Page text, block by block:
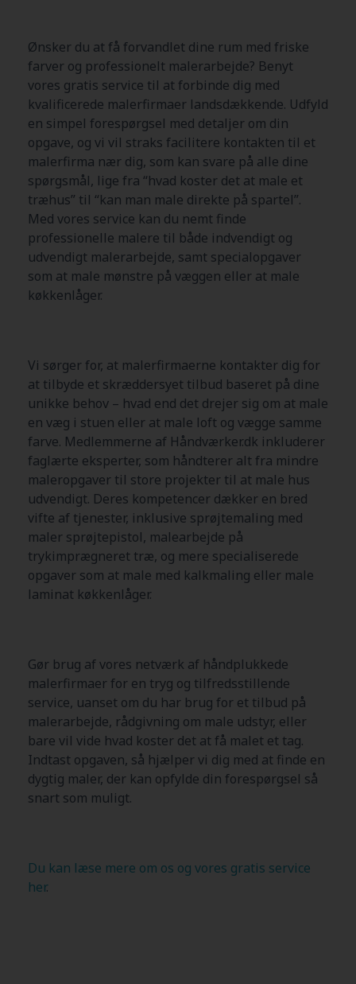
Ønsker du at få forvandlet dine rum med friske
farver og professionelt malerarbejde? Benyt
vores gratis service til at forbinde dig med
kvalificerede malerfirmaer landsdækkende. Udfyld
en simpel forespørgsel med detaljer om din
opgave, og vi vil straks facilitere kontakten til et
malerfirma nær dig, som kan svare på alle dine
spørgsmål, lige fra “hvad koster det at male et
træhus” til “kan man male direkte på spartel”.
Med vores service kan du nemt finde
professionelle malere til både indvendigt og
udvendigt malerarbejde, samt specialopgaver
som at male mønstre på væggen eller at male
køkkenlåger.
Vi sørger for, at malerfirmaerne kontakter dig for
at tilbyde et skræddersyet tilbud baseret på dine
unikke behov – hvad end det drejer sig om at male
en væg i stuen eller at male loft og vægge samme
farve. Medlemmerne af Håndværker.dk inkluderer
faglærte eksperter, som håndterer alt fra mindre
maleropgaver til store projekter til at male hus
udvendigt. Deres kompetencer dækker en bred
vifte af tjenester, inklusive sprøjtemaling med
maler sprøjtepistol, malearbejde på
trykimprægneret træ, og mere specialiserede
opgaver som at male med kalkmaling eller male
laminat køkkenlåger.
Gør brug af vores netværk af håndplukkede
malerfirmaer for en tryg og tilfredsstillende
service, uanset om du har brug for et tilbud på
malerarbejde, rådgivning om male udstyr, eller
bare vil vide hvad koster det at få malet et tag.
Indtast opgaven, så hjælper vi dig med at finde en
dygtig maler, der kan opfylde din forespørgsel så
snart som muligt.
Du kan læse mere om os og vores gratis service
her.